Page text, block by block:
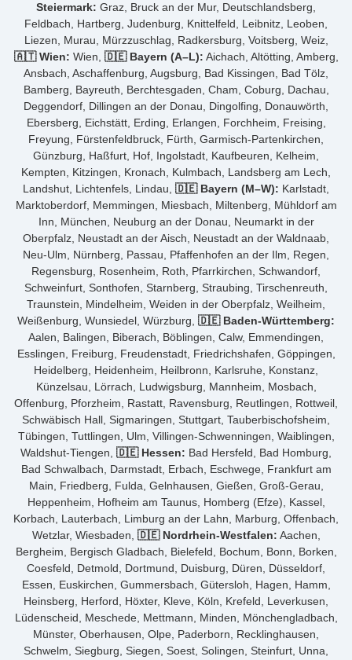
Steiermark: Graz, Bruck an der Mur, Deutschlandsberg,
Feldbach, Hartberg, Judenburg, Knittelfeld, Leibnitz, Leoben,
Liezen, Murau, Mürzzuschlag, Radkersburg, Voitsberg, Weiz,
🇦🇹 Wien: Wien, 🇩🇪 Bayern (A–L): Aichach, Altötting, Amberg,
Ansbach, Aschaffenburg, Augsburg, Bad Kissingen, Bad Tölz,
Bamberg, Bayreuth, Berchtesgaden, Cham, Coburg, Dachau,
Deggendorf, Dillingen an der Donau, Dingolfing, Donauwörth,
Ebersberg, Eichstätt, Erding, Erlangen, Forchheim, Freising,
Freyung, Fürstenfeldbruck, Fürth, Garmisch-Partenkirchen,
Günzburg, Haßfurt, Hof, Ingolstadt, Kaufbeuren, Kelheim,
Kempten, Kitzingen, Kronach, Kulmbach, Landsberg am Lech,
Landshut, Lichtenfels, Lindau, 🇩🇪 Bayern (M–W): Karlstadt,
Marktoberdorf, Memmingen, Miesbach, Miltenberg, Mühldorf am
Inn, München, Neuburg an der Donau, Neumarkt in der
Oberpfalz, Neustadt an der Aisch, Neustadt an der Waldnaab,
Neu-Ulm, Nürnberg, Passau, Pfaffenhofen an der Ilm, Regen,
Regensburg, Rosenheim, Roth, Pfarrkirchen, Schwandorf,
Schweinfurt, Sonthofen, Starnberg, Straubing, Tirschenreuth,
Traunstein, Mindelheim, Weiden in der Oberpfalz, Weilheim,
Weißenburg, Wunsiedel, Würzburg, 🇩🇪 Baden-Württemberg:
Aalen, Balingen, Biberach, Böblingen, Calw, Emmendingen,
Esslingen, Freiburg, Freudenstadt, Friedrichshafen, Göppingen,
Heidelberg, Heidenheim, Heilbronn, Karlsruhe, Konstanz,
Künzelsau, Lörrach, Ludwigsburg, Mannheim, Mosbach,
Offenburg, Pforzheim, Rastatt, Ravensburg, Reutlingen, Rottweil,
Schwäbisch Hall, Sigmaringen, Stuttgart, Tauberbischofsheim,
Tübingen, Tuttlingen, Ulm, Villingen-Schwenningen, Waiblingen,
Waldshut-Tiengen, 🇩🇪 Hessen: Bad Hersfeld, Bad Homburg,
Bad Schwalbach, Darmstadt, Erbach, Eschwege, Frankfurt am
Main, Friedberg, Fulda, Gelnhausen, Gießen, Groß-Gerau,
Heppenheim, Hofheim am Taunus, Homberg (Efze), Kassel,
Korbach, Lauterbach, Limburg an der Lahn, Marburg, Offenbach,
Wetzlar, Wiesbaden, 🇩🇪 Nordrhein-Westfalen: Aachen,
Bergheim, Bergisch Gladbach, Bielefeld, Bochum, Bonn, Borken,
Coesfeld, Detmold, Dortmund, Duisburg, Düren, Düsseldorf,
Essen, Euskirchen, Gummersbach, Gütersloh, Hagen, Hamm,
Heinsberg, Herford, Höxter, Kleve, Köln, Krefeld, Leverkusen,
Lüdenscheid, Meschede, Mettmann, Minden, Mönchengladbach,
Münster, Oberhausen, Olpe, Paderborn, Recklinghausen,
Schwelm, Siegburg, Siegen, Soest, Solingen, Steinfurt, Unna,